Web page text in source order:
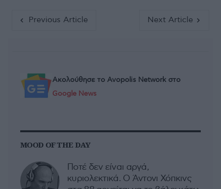
Previous Article Next Article
Ακολούθησε το Avopolis Network στο
Google News
MOOD OF THE DAY
Ποτέ δεν είναι αργά,
κυριολεκτικά. Ο Άντονι Χόπκινς